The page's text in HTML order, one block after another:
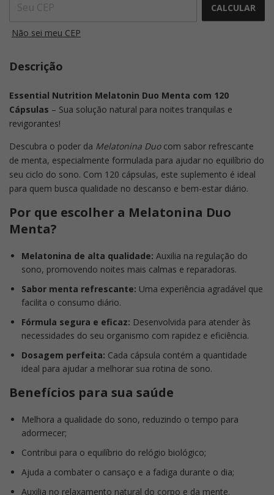
CALCULAR
Não sei meu CEP
Descrição
Essential Nutrition Melatonin Duo Menta com 120
Cápsulas – Sua solução natural para noites tranquilas e
revigorantes!
Descubra o poder da Melatonina Duocom sabor refrescante
de menta, especialmente formulada para ajudar no equilíbrio do
seu ciclo do sono. Com 120 cápsulas, este suplemento é ideal
para quem busca qualidade no descanso e bem-estar diário.
Por que escolher a Melatonina Duo
Menta?
Melatonina de alta qualidade: Auxilia na regulação do
sono, promovendo noites mais calmas e reparadoras.
Sabor menta refrescante: Uma experiência agradável que
facilita o consumo diário.
Fórmula segura e eficaz: Desenvolvida para atender às
necessidades do seu organismo com rapidez e eficiência.
Dosagem perfeita: Cada cápsula contém a quantidade
ideal para ajudar a melhorar sua rotina de sono.
Benefícios para sua saúde
Melhora a qualidade do sono, reduzindo o tempo para
adormecer;
Contribui para o equilíbrio do relógio biológico;
Ajuda a combater o cansaço e a fadiga durante o dia;
Auxilia no relaxamento natural do corpo e da mente.